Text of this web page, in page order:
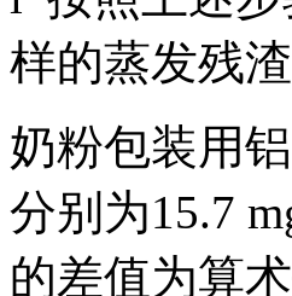
样的蒸发残渣
奶粉包装用
分别为15.7
的差值为算